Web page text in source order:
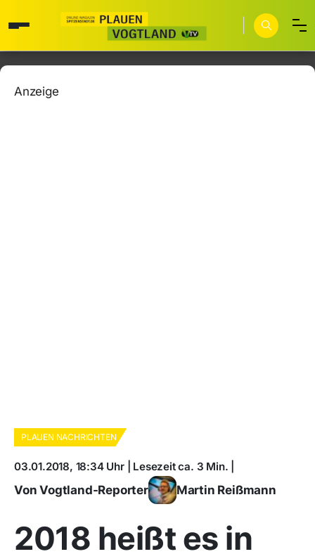
Anzeige
PLAUEN NACHRICHTEN
03.01.2018, 18:34 Uhr | Lesezeit ca. 3 Min. |
Von Vogtland-Reporter Martin Reißmann
2018 heißt es in